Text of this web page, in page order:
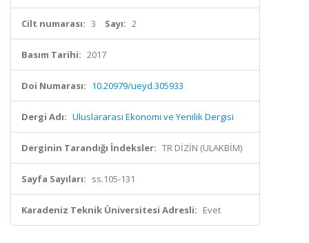
Cilt numarası: 3 Sayı: 2
Basım Tarihi: 2017
Doi Numarası: 10.20979/ueyd.305933
Dergi Adı: Uluslararası Ekonomi ve Yenilik Dergisi
Derginin Tarandığı İndeksler: TR DİZİN (ULAKBİM)
Sayfa Sayıları: ss.105-131
Karadeniz Teknik Üniversitesi Adresli: Evet